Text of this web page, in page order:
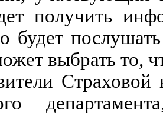
получить
будет
выбрать то,